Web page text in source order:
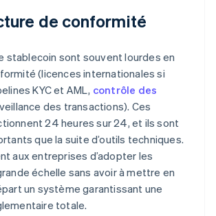
de conformité
stablecoin sont souvent lourdes en
(licences internationales si
KYC et AML, contrôle des
des transactions). Ces
24 heures sur 24, et ils sont
que la suite d’outils techniques.
aux entreprises d’adopter les
échelle sans avoir à mettre en
un système garantissant une
totale.